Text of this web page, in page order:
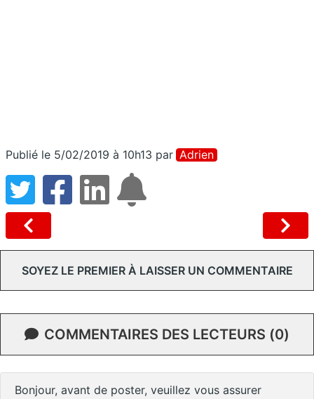
Publié le 5/02/2019 à 10h13 par Adrien
SOYEZ LE PREMIER À LAISSER UN COMMENTAIRE
COMMENTAIRES DES LECTEURS (0)
Bonjour, avant de poster, veuillez vous assurer